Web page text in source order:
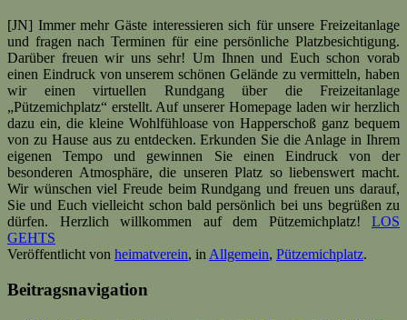
[JN] Immer mehr Gäste interessieren sich für unsere Freizeitanlage
und fragen nach Terminen für eine persönliche Platzbesichtigung.
Darüber freuen wir uns sehr! Um Ihnen und Euch schon vorab
einen Eindruck von unserem schönen Gelände zu vermitteln, haben
wir einen virtuellen Rundgang über die Freizeitanlage
„Pützemichplatz“ erstellt. Auf unserer Homepage laden wir herzlich
dazu ein, die kleine Wohlfühloase von Happerschoß ganz bequem
von zu Hause aus zu entdecken. Erkunden Sie die Anlage in Ihrem
eigenen Tempo und gewinnen Sie einen Eindruck von der
besonderen Atmosphäre, die unseren Platz so liebenswert macht.
Wir wünschen viel Freude beim Rundgang und freuen uns darauf,
Sie und Euch vielleicht schon bald persönlich bei uns begrüßen zu
dürfen. Herzlich willkommen auf dem Pützemichplatz! LOS
GEHTS
Veröffentlicht von heimatverein, in Allgemein, Pützemichplatz.
Beitragsnavigation